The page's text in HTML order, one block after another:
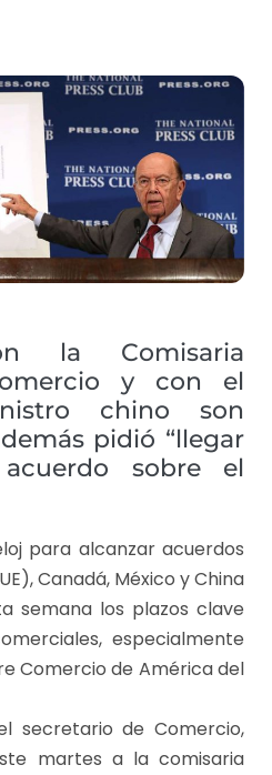
la Comisaria
y con el
chino son
pidió “llegar
sobre el
para alcanzar acuerdos
Canadá, México y China
semana los plazos clave
especialmente
Comercio de América del
secretario de Comercio,
martes a la comisaria